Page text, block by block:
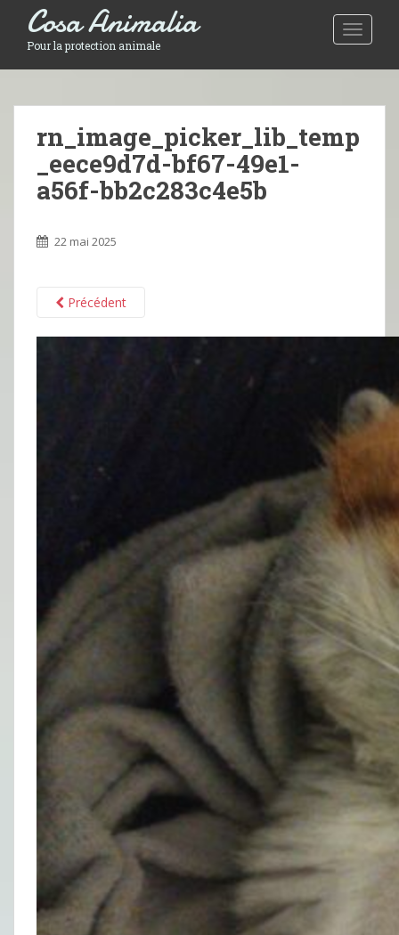
Toggle
Cosa Animalia
Pour la protection animale
rn_image_picker_lib_temp
_eece9d7d-bf67-49e1-
a56f-bb2c283c4e5b
22 mai 2025
Précédent